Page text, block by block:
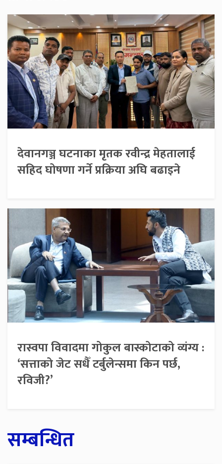
देवानगञ्ज घटनाका मृतक रवीन्द्र मेहतालाई
सहिद घोषणा गर्ने प्रक्रिया अघि बढाइने
रास्वपा विवादमा गोकुल बास्कोटाको व्यंग्य :
‘सत्ताको जेट सधैँ टर्बुलेन्समा किन पर्छ,
रविजी?’
सम्बन्धित